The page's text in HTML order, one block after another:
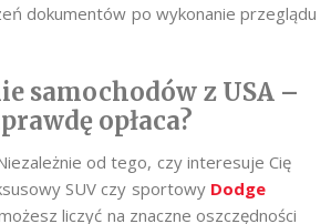
dokumentów po wykonanie przeglądu
samochodów z USA –
opłaca?
od tego, czy interesuje Cię
SUV czy sportowy Dodge
liczyć na znaczne oszczędności